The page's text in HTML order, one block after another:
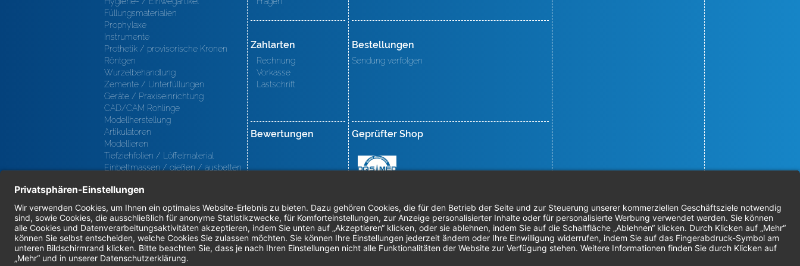
Füllungsmaterialien
Prophylaxe
Instrumente
Prothetik / provisorische Kronen
Röntgen
Wurzelbehandlung
Zemente / Unterfüllungen
Geräte / Praxiseinrichtung
CAD/CAM Rohlinge
Modellherstellung
Artikulatoren
Modellieren
Tiefziehfolien / Löffelmaterial
Einbettmassen / gießen / ausbetten
Oberfl ächenbearbeitung
Keramik
Verblendmaterialien
Instrumente
Kieferorthopädie / Klammerdrähte
Verschiedenes (Labor)
Zahlarten
Rechnung
Vorkasse
Lastschrift
Bewertungen
Bestellungen
Sendung verfolgen
Geprüfter Shop
© 2026 Nordenta Handelsgesellschaft